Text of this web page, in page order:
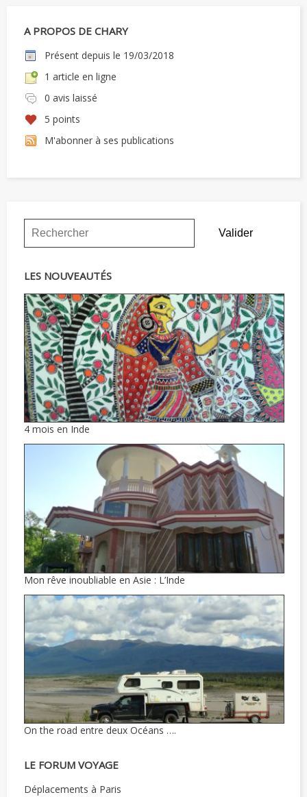
A PROPOS DE CHARY
Présent depuis le 19/03/2018
1 article en ligne
0 avis laissé
5 points
M'abonner à ses publications
LES NOUVEAUTÉS
4 mois en Inde
Mon rêve inoubliable en Asie : L’Inde
On the road entre deux Océans ….
LE FORUM VOYAGE
Déplacements à Paris